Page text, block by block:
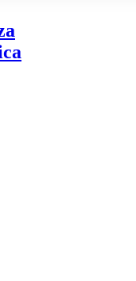
guarda cosa
zero.
come un meccanismo
nostra esperienza,
in una vasta gamma di